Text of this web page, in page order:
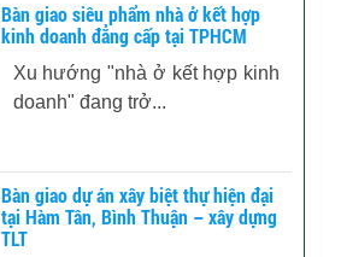
Bàn giao siêu phẩm nhà ở kết hợp
kinh doanh đẳng cấp tại TPHCM
Xu hướng "nhà ở kết hợp kinh
doanh" đang trở...
Bàn giao dự án xây biệt thự hiện đại
tại Hàm Tân, Bình Thuận – xây dựng
TLT